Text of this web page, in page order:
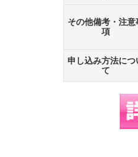
その他備考・注意
項
申し込み方法につ
て